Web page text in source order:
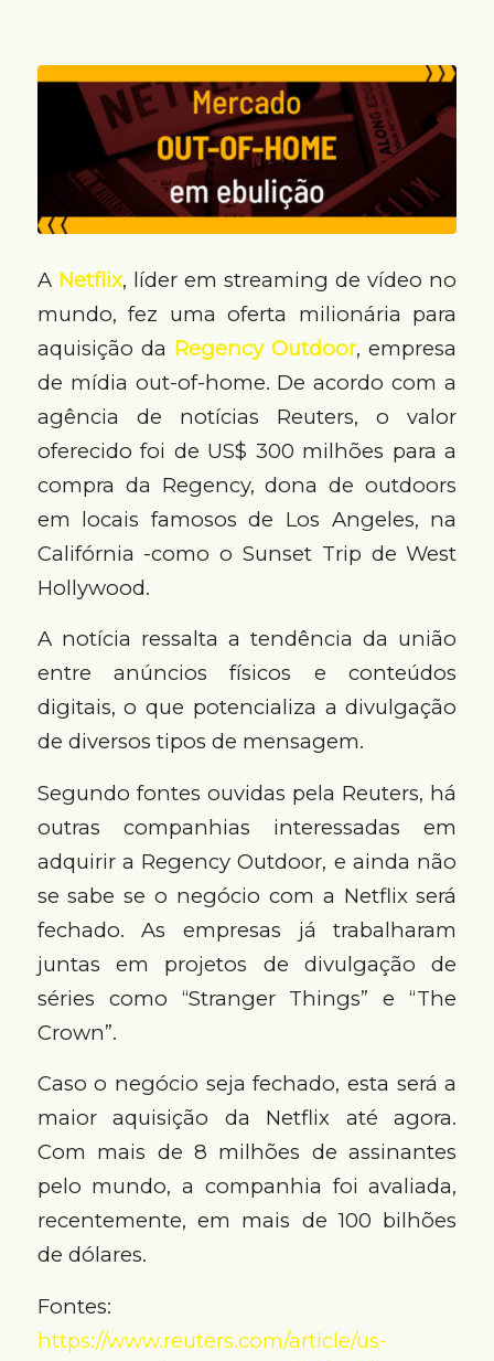
A Netflix, líder em streaming de vídeo no
mundo, fez uma oferta milionária para
aquisição da Regency Outdoor, empresa
de mídia out-of-home. De acordo com a
agência de notícias Reuters, o valor
oferecido foi de US$ 300 milhões para a
compra da Regency, dona de outdoors
em locais famosos de Los Angeles, na
Califórnia -como o Sunset Trip de West
Hollywood.
A notícia ressalta a tendência da união
entre anúncios físicos e conteúdos
digitais, o que potencializa a divulgação
de diversos tipos de mensagem.
Segundo fontes ouvidas pela Reuters, há
outras companhias interessadas em
adquirir a Regency Outdoor, e ainda não
se sabe se o negócio com a Netflix será
fechado. As empresas já trabalharam
juntas em projetos de divulgação de
séries como “Stranger Things” e “The
Crown”.
Caso o negócio seja fechado, esta será a
maior aquisição da Netflix até agora.
Com mais de 8 milhões de assinantes
pelo mundo, a companhia foi avaliada,
recentemente, em mais de 100 bilhões
de dólares.
Fontes:
https://www.reuters.com/article/us-